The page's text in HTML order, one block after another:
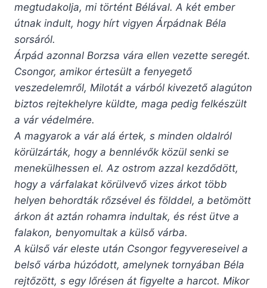
megtudakolja, mi történt Bélával. A két ember
útnak indult, hogy hírt vigyen Árpádnak Béla
sorsáról.
Árpád azonnal Borzsa vára ellen vezette seregét.
Csongor, amikor értesült a fenyegető
veszedelemről, Milotát a várból kivezető alagúton
biztos rejtekhelyre küldte, maga pedig felkészült
a vár védelmére.
A magyarok a vár alá értek, s minden oldalról
körülzárták, hogy a bennlévők közül senki se
menekülhessen el. Az ostrom azzal kezdődött,
hogy a várfalakat körülvevő vizes árkot több
helyen behordták rőzsével és földdel, a betömött
árkon át aztán rohamra indultak, és rést ütve a
falakon, benyomultak a külső várba.
A külső vár eleste után Csongor fegyvereseivel a
belső várba húzódott, amelynek tornyában Béla
rejtőzött, s egy lőrésen át figyelte a harcot. Mikor